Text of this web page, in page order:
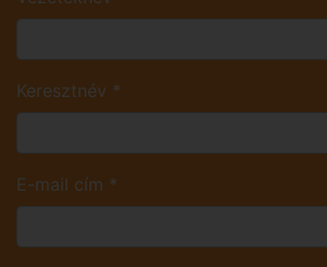
Keresztnév *
E-mail cím *